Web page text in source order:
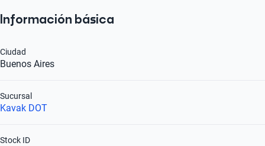
Información básica
Buenos Aires
Ciudad
Kavak DOT
Sucursal
Stock ID